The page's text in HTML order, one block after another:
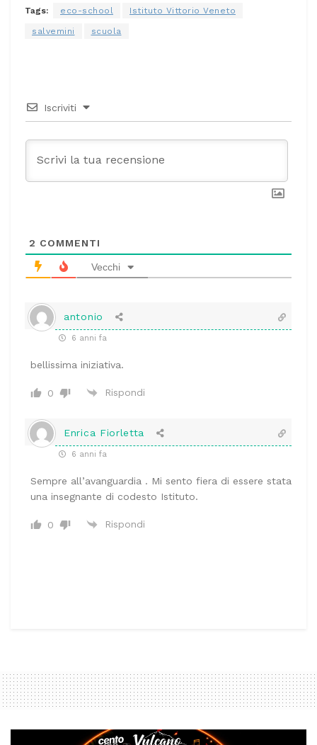
Tags: eco-school Istituto Vittorio Veneto
salvemini scuola
Iscriviti
2 COMMENTI
Vecchi
antonio
6 anni fa
bellissima iniziativa.
0 Rispondi
Enrica Fiorletta
6 anni fa
Sempre all’avanguardia . Mi sento fiera di essere stata
una insegnante di codesto Istituto.
0 Rispondi